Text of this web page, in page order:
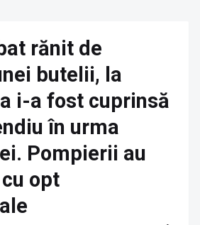
rănit de
butelii, la
i-a fost cuprinsă
în urma
Pompierii au
opt